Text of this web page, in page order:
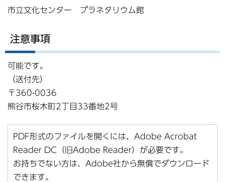
市立文化センター プラネタリウム館
注意事項
可能です。
（送付先）
〒360-0036
熊谷市桜木町2丁目33番地2号
PDF形式のファイルを開くには、Adobe Acrobat
Reader DC（旧Adobe Reader）が必要です。
お持ちでない方は、Adobe社から無償でダウンロード
できます。